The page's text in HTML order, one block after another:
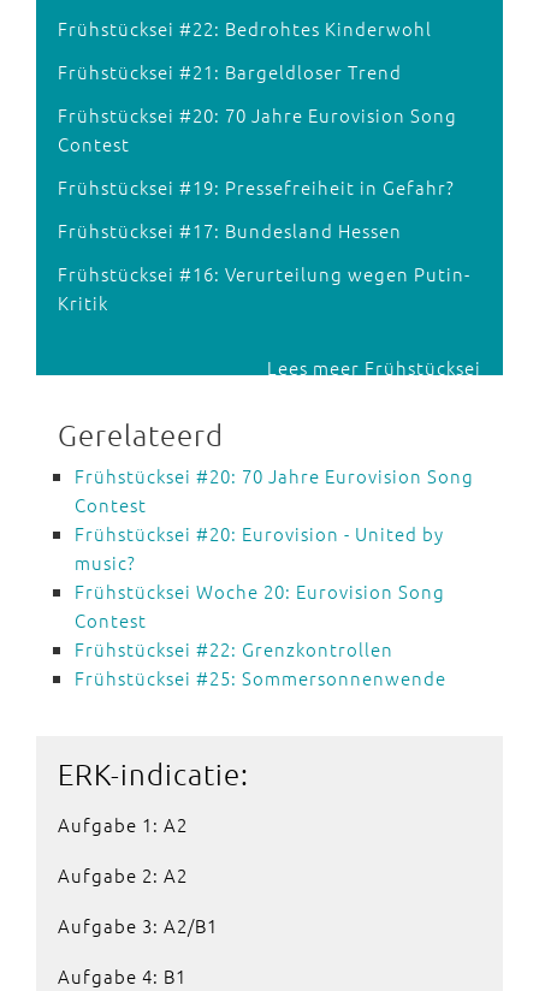
Frühstücksei #22: Bedrohtes Kinderwohl
Frühstücksei #21: Bargeldloser Trend
Frühstücksei #20: 70 Jahre Eurovision Song
Contest
Frühstücksei #19: Pressefreiheit in Gefahr?
Frühstücksei #17: Bundesland Hessen
Frühstücksei #16: Verurteilung wegen Putin-
Kritik
Lees meer Frühstücksei
Gerelateerd
Frühstücksei #20: 70 Jahre Eurovision Song
Contest
Frühstücksei #20: Eurovision - United by
music?
Frühstücksei Woche 20: Eurovision Song
Contest
Frühstücksei #22: Grenzkontrollen
Frühstücksei #25: Sommersonnenwende
ERK-indicatie:
Aufgabe 1: A2
Aufgabe 2: A2
Aufgabe 3: A2/B1
Aufgabe 4: B1